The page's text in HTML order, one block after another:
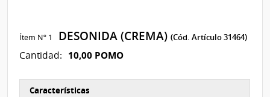
Ítem Nº 1 DESONIDA (CREMA)(Cód. Artículo 31464)
Cantidad: 10,00 POMO
Características